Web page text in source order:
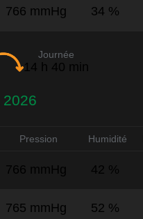
766 mmHg 34 %
Journée
14 h 40 min
Pression Humidité
766 mmHg 42 %
765 mmHg 52 %